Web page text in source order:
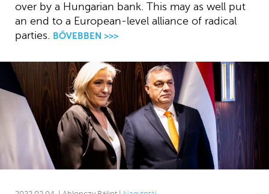
over by a Hungarian bank. This may as well put
an end to a European-level alliance of radical
parties. BŐVEBBEN >>>